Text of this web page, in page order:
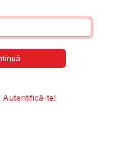
Autentifică-te!